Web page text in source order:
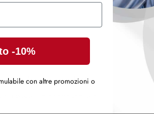
Prodotti correlati
-10%
con altre promozioni o